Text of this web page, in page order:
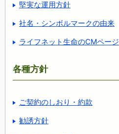
堅実な運用方針
社名・シンボルマークの由来
ライフネット生命のCMページ
各種方針
ご契約のしおり・約款
勧誘方針